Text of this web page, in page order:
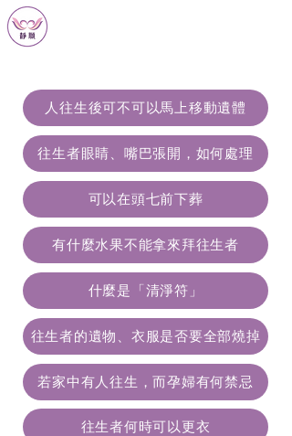
人往生後可不可以馬上移動遺體
往生者眼睛、嘴巴張開，如何處理
可以在頭七前下葬
有什麼水果不能拿來拜往生者
什麼是「清淨符」
往生者的遺物、衣服是否要全部燒掉
若家中有人往生，而孕婦有何禁忌
往生者何時可以更衣